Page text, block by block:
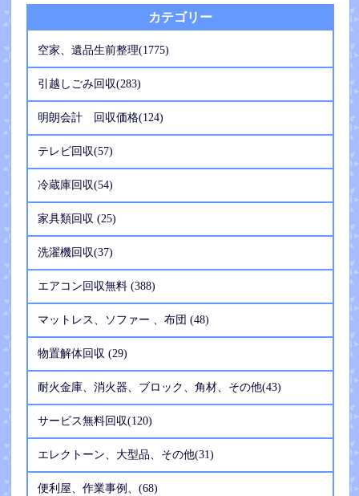
カテゴリー
空家、遺品生前整理(1775)
引越しごみ回収(283)
明朗会計 回収価格(124)
テレビ回収(57)
冷蔵庫回収(54)
家具類回収 (25)
洗濯機回収(37)
エアコン回収無料 (388)
マットレス、ソファー 、布団 (48)
物置解体回収 (29)
耐火金庫、消火器、ブロック、角材、その他(43)
サービス無料回収(120)
エレクトーン、大型品、その他(31)
便利屋、作業事例、(68)